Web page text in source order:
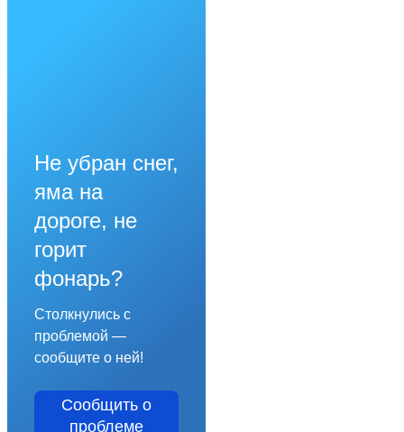
Не убран снег,
яма на
дороге, не
горит
фонарь?
Столкнулись с
проблемой —
сообщите о ней!
Сообщить о
проблеме